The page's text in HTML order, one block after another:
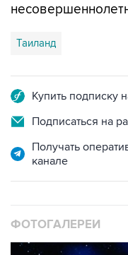
Таиланд
Купить подписку
Подписаться на
Получать
канале
ФОТОГАЛЕРЕИ